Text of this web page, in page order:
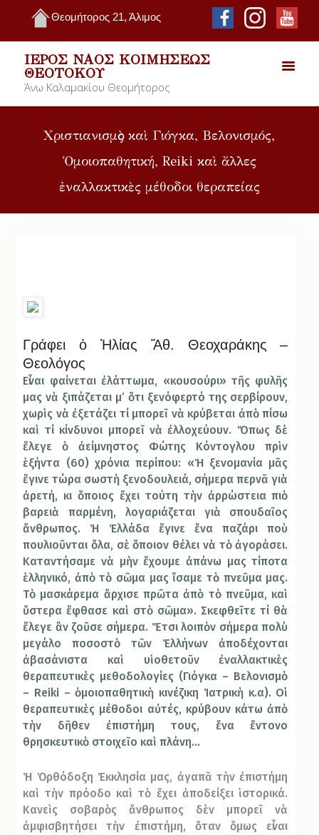
Θεομήτορος 21, Άλιμος
ΙΕΡΌΣ ΝΑΌΣ ΚΟΙΜΉΣΕΩΣ
ΘΕΟΤΌΚΟΥ
Άνω Καλαμακίου Θεομήτορος
Χριστιανισμὸς καὶ Γιόγκα, Βελονισμός,
Ὁμοιοπαθητική, Reiki καὶ ἄλλες
ἐναλλακτικὲς μέθοδοι θεραπείας
Γράφει ὁ Ἠλίας Ἄθ. Θεοχαράκης –
Θεολόγος
Εἶναι φαίνεται ἐλάττωμα, «κουσούρι» τῆς φυλῆς
μας νὰ ξιπάζεται μ’ ὅτι ξενόφερτό της σερβίρουν,
χωρὶς νὰ ἐξετάζει τί μπορεῖ νὰ κρύβεται ἀπὸ πίσω
καὶ τί κίνδυνοι μπορεῖ νὰ ἐλλοχεύουν. Ὅπως δὲ
ἔλεγε ὁ ἀείμνηστος Φώτης Κόντογλου πρὶν
ἑξήντα (60) χρόνια περίπου: «Ἡ ξενομανία μᾶς
ἔγινε τώρα σωστὴ ξενοδουλειά, σήμερα περνᾶ γιὰ
ἀρετή, κι ὅποιος ἔχει τούτη τὴν ἀρρώστεια πιὸ
βαρειὰ παρμένη, λογαριάζεται γιὰ σπουδαῖος
ἄνθρωπος. Ἡ Ἑλλάδα ἔγινε ἕνα παζάρι ποὺ
πουλιοῦνται ὅλα, σὲ ὅποιον θέλει νὰ τὸ ἀγοράσει.
Καταντήσαμε νὰ μὴν ἔχουμε ἀπάνω μας τίποτα
ἑλληνικό, ἀπὸ τὸ σῶμα μας ἴσαμε τὸ πνεῦμα μας.
Τὸ μασκάρεμα ἄρχισε πρῶτα ἀπὸ τὸ πνεῦμα, καὶ
ὕστερα ἔφθασε καὶ στὸ σῶμα». Σκεφθεῖτε τί θὰ
ἔλεγε ἂν ζοῦσε σήμερα. Ἔτσι λοιπὸν σήμερα πολὺ
μεγάλο ποσοστὸ τῶν Ἑλλήνων ἀποδέχονται
ἀβασάνιστα καὶ υἱοθετοῦν ἐναλλακτικὲς
θεραπευτικὲς μεθοδολογίες (Γιόγκα – Βελονισμὸ
– Reiki – ὁμοιοπαθητικὴ κινέζικη Ἰατρικὴ κ.α). Οἱ
θεραπευτικὲς μέθοδοι αὐτές, κρύβουν κάτω ἀπὸ
τὴν δῆθεν ἐπιστήμη τους, ἕνα ἔντονο
θρησκευτικὸ στοιχεῖο καὶ πλάνη…
Ἡ Ὀρθόδοξη Ἐκκλησία μας, ἀγαπᾶ τὴν ἐπιστήμη
καὶ τὴν πρόοδο καὶ τὸ ἔχει ἀποδείξει ἱστορικά.
Κανεὶς σοβαρὸς ἄνθρωπος δὲν μπορεῖ νὰ
ἀμφισβητήσει τὴν ἐπιστήμη, ὅταν ὅμως εἶναι